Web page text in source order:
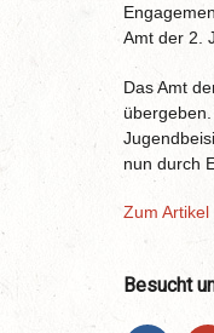
Amt der 2.
Das Amt
nun durch
Zum Artikel
Besucht